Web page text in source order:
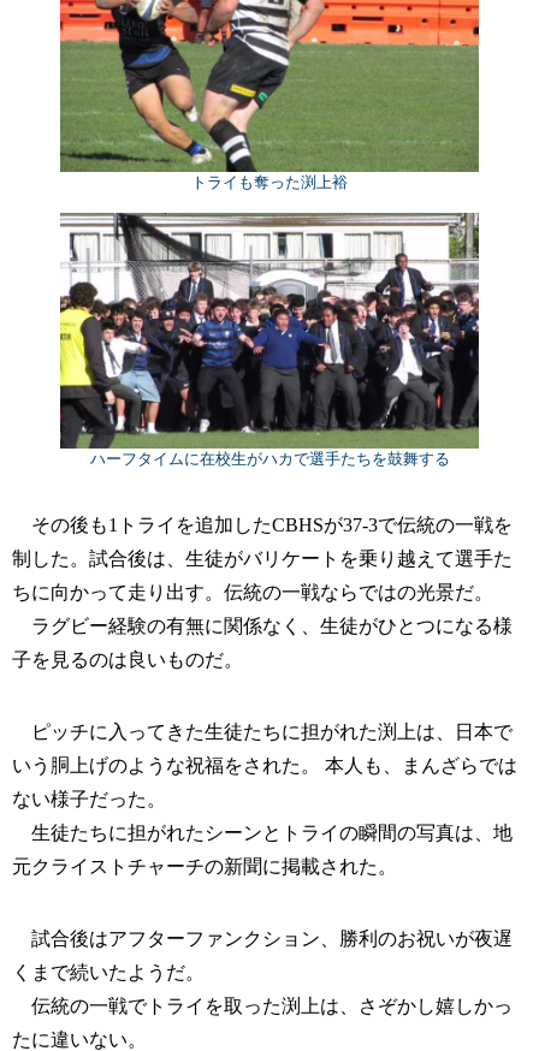
トライも奪った渕上裕
ハーフタイムに在校生がハカで選手たちを鼓舞する
その後も1トライを追加したCBHSが37-3で伝統の一戦を
制した。試合後は、生徒がバリケートを乗り越えて選手た
ちに向かって走り出す。伝統の一戦ならではの光景だ。
ラグビー経験の有無に関係なく、生徒がひとつになる様
子を見るのは良いものだ。
ピッチに入ってきた生徒たちに担がれた渕上は、日本で
いう胴上げのような祝福をされた。 本人も、まんざらでは
ない様子だった。
生徒たちに担がれたシーンとトライの瞬間の写真は、地
元クライストチャーチの新聞に掲載された。
試合後はアフターファンクション、勝利のお祝いが夜遅
くまで続いたようだ。
伝統の一戦でトライを取った渕上は、さぞかし嬉しかっ
たに違いない。